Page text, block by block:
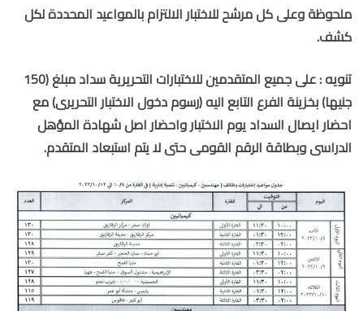
ملحوظة وعلى كل مرشح للاختبار الالتزام بالمواعيد المحددة لكل
كشف.
تنويه : على جميع المتقدمين للاختبارات التحريرية سداد مبلغ (150
جنيها) بخزينة الفرع التابع اليه (رسوم دخول الاختبار التحريرى) مع
احضار ايصال السداد يوم الاختبار واحضار اصل شهادة المؤهل
الدراسى وبطاقة الرقم القومى حتى لا يتم استبعاد المتقدم.